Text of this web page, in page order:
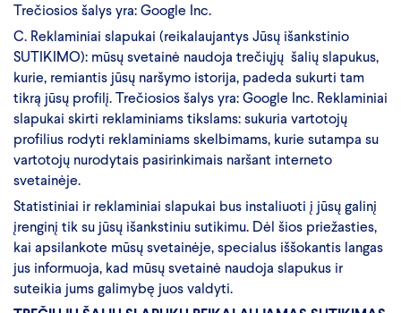
Trečiosios šalys yra: Google Inc.
C. Reklaminiai slapukai (reikalaujantys Jūsų išankstinio
SUTIKIMO): mūsų svetainė naudoja trečiųjų šalių slapukus,
kurie, remiantis jūsų naršymo istorija, padeda sukurti tam
tikrą jūsų profilį. Trečiosios šalys yra: Google Inc. Reklaminiai
slapukai skirti reklaminiams tikslams: sukuria vartotojų
profilius rodyti reklaminiams skelbimams, kurie sutampa su
vartotojų nurodytais pasirinkimais naršant interneto
svetainėje.
Statistiniai ir reklaminiai slapukai bus instaliuoti į jūsų galinį
įrenginį tik su jūsų išankstiniu sutikimu. Dėl šios priežasties,
kai apsilankote mūsų svetainėje, specialus iššokantis langas
jus informuoja, kad mūsų svetainė naudoja slapukus ir
suteikia jums galimybę juos valdyti.